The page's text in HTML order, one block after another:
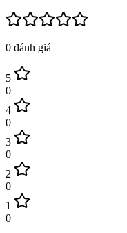
0 đánh giá
5
0
4
0
3
0
2
0
1
0